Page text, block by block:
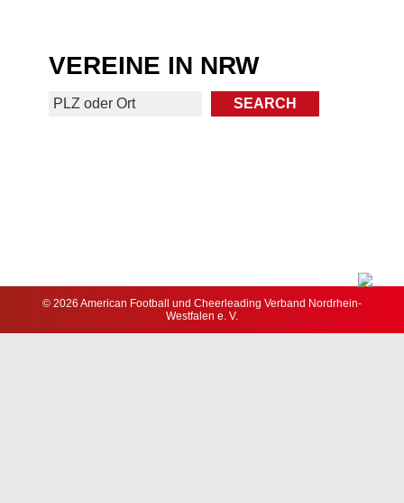
VEREINE IN NRW
© 2026 American Football und Cheerleading Verband Nordrhein-
Westfalen e. V.